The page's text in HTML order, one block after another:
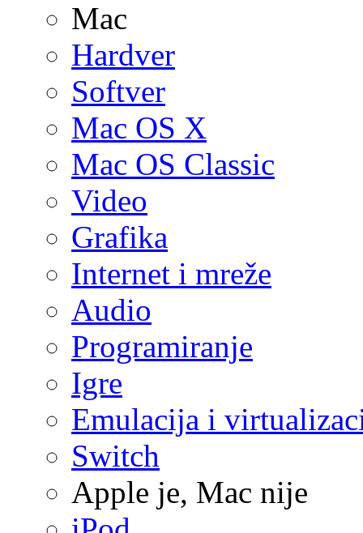
Mac
Hardver
Softver
Mac OS X
Mac OS Classic
Video
Grafika
Internet i mreže
Audio
Programiranje
Igre
Emulacija i
Switch
Apple je, Mac nije